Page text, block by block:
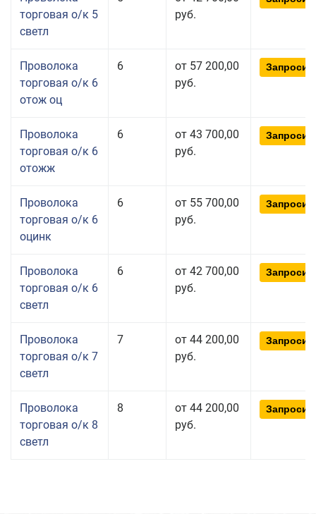
торговая о/к 5
светл
руб.
Проволока
торговая о/к 6
отож оц
6
от 57 200,00
руб.
Проволока
торговая о/к 6
отожж
6
от 43 700,00
руб.
Проволока
торговая о/к 6
оцинк
6
от 55 700,00
руб.
Проволока
торговая о/к 6
светл
6
от 42 700,00
руб.
Проволока
торговая о/к 7
светл
7
от 44 200,00
руб.
Проволока
торговая о/к 8
светл
8
от 44 200,00
руб.